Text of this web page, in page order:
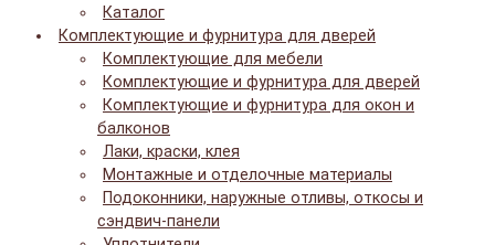
Каталог
Комплектующие и фурнитура для дверей
Комплектующие для мебели
Комплектующие и фурнитура для дверей
Комплектующие и фурнитура для окон и
балконов
Лаки, краски, клея
Монтажные и отделочные материалы
Подоконники, наружные отливы, откосы и
сэндвич-панели